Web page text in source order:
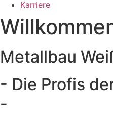
Karriere
Metallbau
- Die Profis
-